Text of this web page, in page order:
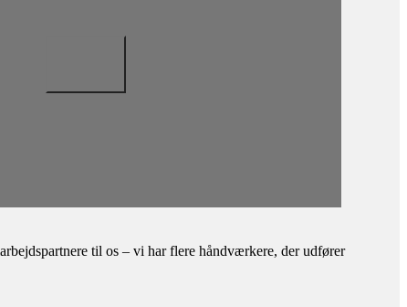
til os – vi har flere håndværkere, der udfører